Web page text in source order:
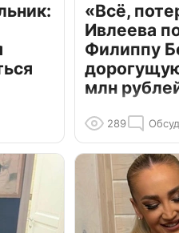
«Всё,
Ивлеева
Филиппу
млн
289